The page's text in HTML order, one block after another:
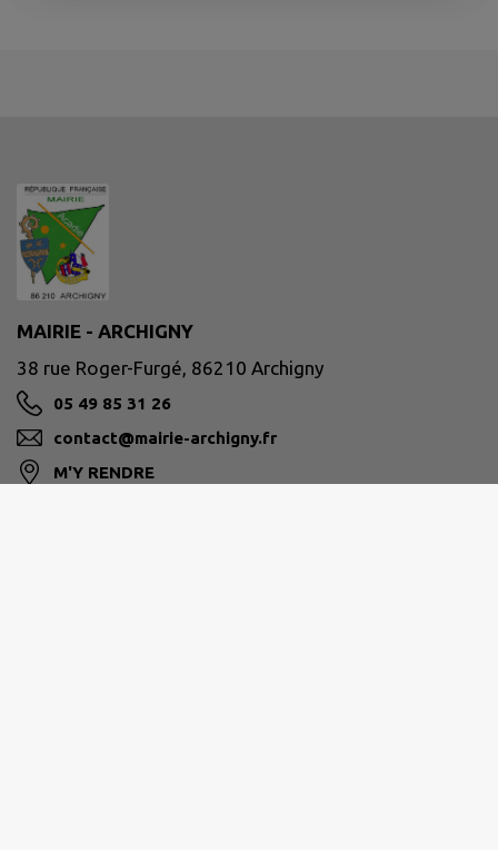
MAIRIE - ARCHIGNY
38 rue Roger-Furgé, 86210 Archigny
05 49 85 31 26
contact@mairie-archigny.fr
M'Y RENDRE